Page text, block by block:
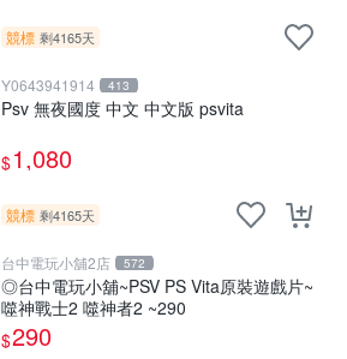
競標 剩4165天
Y0643941914 413
Psv 無夜國度 中文 中文版 psvita
$1,080
競標 剩4165天
台中電玩小舖2店 572
◎台中電玩小舖~PSV PS Vita原裝遊戲片~
噬神戰士2 噬神者2 ~290
$290